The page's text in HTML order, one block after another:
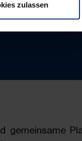
zulassen
gemeinsame